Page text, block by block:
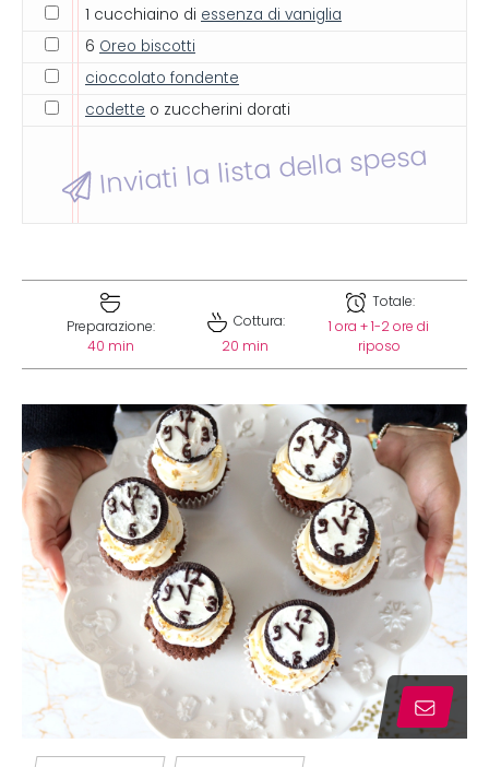
1 cucchiaino di essenza di vaniglia
6 Oreo biscotti
cioccolato fondente
codette o zuccherini dorati
Inviati la lista della spesa
Preparazione:
40 min
Cottura:
20 min
Totale:
1 ora + 1-2 ore di
riposo